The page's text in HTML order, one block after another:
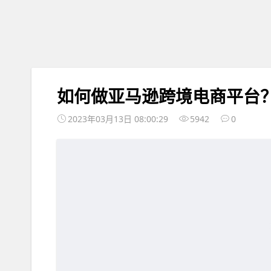
如何做亚马逊跨境电商平台
2023年03月13日 08:00:29 5942 0